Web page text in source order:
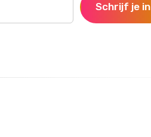
Schrijf je in